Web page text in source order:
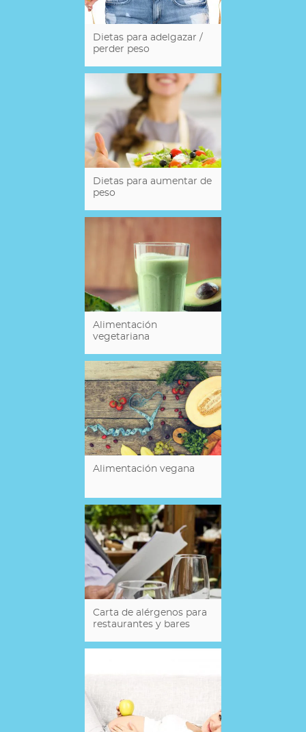
Dietas para adelgazar /
perder peso
Dietas para aumentar de
peso
Alimentación
vegetariana
Alimentación vegana
Carta de alérgenos para
restaurantes y bares